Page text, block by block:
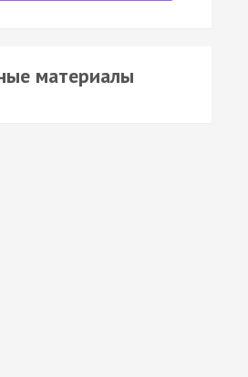
материалы